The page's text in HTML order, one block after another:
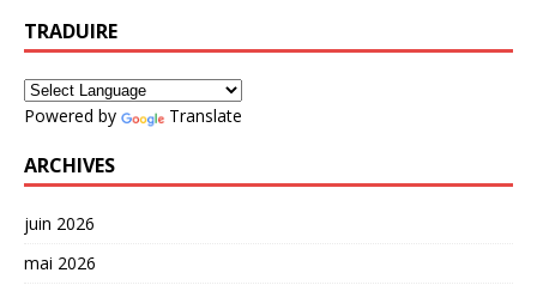
TRADUIRE
Powered by Translate
ARCHIVES
juin 2026
mai 2026